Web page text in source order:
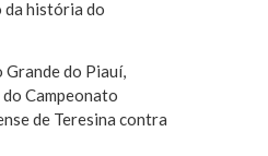
da história do
Grande do Piauí,
Campeonato
de Teresina contra